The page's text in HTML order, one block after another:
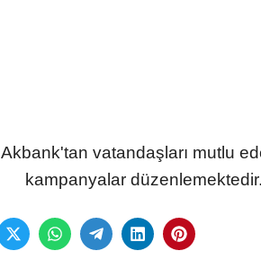
Akbank'tan vatandaşları mutlu
kampanyalar